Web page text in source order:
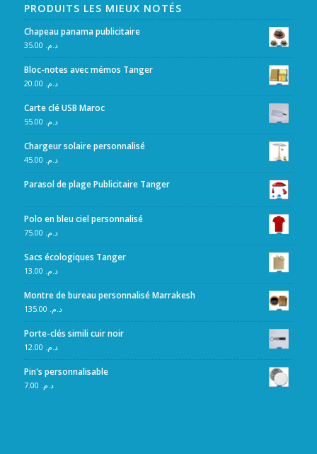
PRODUITS LES MIEUX NOTÉS
Chapeau panama publicitaire
د.م.
Bloc-notes avec mémos Tanger
د.م.
Carte clé USB Maroc
د.م.
Chargeur solaire personnalisé
د.م.
Parasol de plage Publicitaire Tanger
Polo en bleu ciel personnalisé
د.م.
Sacs écologiques Tanger
د.م.
Montre de bureau personnalisé Marrakesh
د.م.
Porte-clés simili cuir noir
د.م.
Pin's personnalisable
د.م.